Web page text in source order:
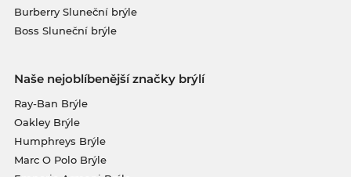
Burberry Sluneční brýle
Boss Sluneční brýle
Naše nejoblíbenější značky brýlí
Ray-Ban Brýle
Oakley Brýle
Humphreys Brýle
Marc O Polo Brýle